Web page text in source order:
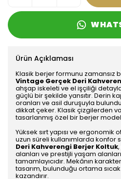
Ürün Açıklaması
Klasik berjer formunu zamansız
Vintage Gerçek Deri
ahşap iskeleti ve el işçiliği
güçlü bir şekilde yansıtır. Derin
oranları ve asil duruşuyla
dikkat çeker. Klasik çizgilerden
tasarlanmış özel bir berjer
Yüksek sırt yapısı ve ergonomik
uzun süreli kullanımlarda konfor
Deri Kahverengi Berjer Koltuk
alanları ve prestijli yaşam
tamamlayıcıdır. Mekânın
tasarım, bulunduğu ortama
kazandırır.